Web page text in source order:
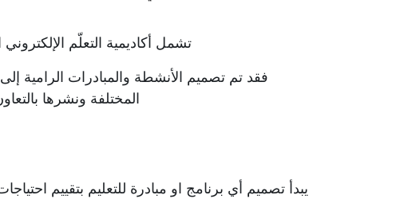
تشمل أكاديمية التعلّم
فقد تم تصميم الأنشطة والمبادرات الرامية إلى
المختلفة ونشرها
يبدأ تصميم أي برنامج او مبادرة للتعليم بتقييم